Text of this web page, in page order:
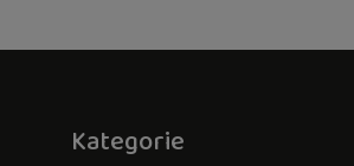
Kategorie